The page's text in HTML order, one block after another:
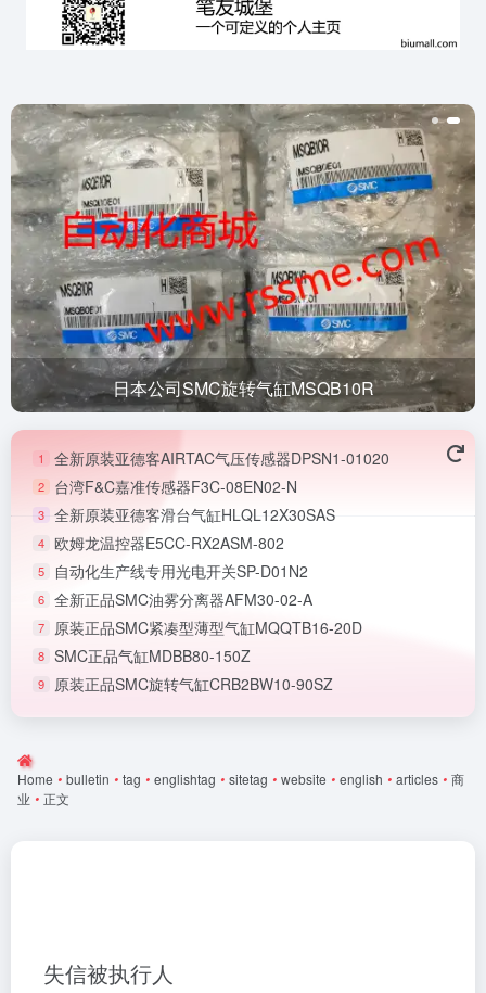
日本公司SMC旋转气缸MSQB10R
1 全新原装亚德客AIRTAC气压传感器DPSN1-01020
2 台湾F&C嘉准传感器F3C-08EN02-N
3 全新原装亚德客滑台气缸HLQL12X30SAS
4 欧姆龙温控器E5CC-RX2ASM-802
5 自动化生产线专用光电开关SP-D01N2
6 全新正品SMC油雾分离器AFM30-02-A
7 原装正品SMC紧凑型薄型气缸MQQTB16-20D
8 SMC正品气缸MDBB80-150Z
9 原装正品SMC旋转气缸CRB2BW10-90SZ
Home • bulletin • tag • englishtag • sitetag • website • english • articles • 商
业 • 正文
失信被执行人